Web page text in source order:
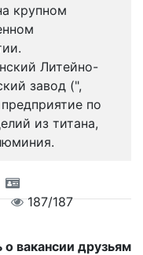
крупном
Литейно-
завод (",
по
из титана,
187/187
о вакансии друзьям